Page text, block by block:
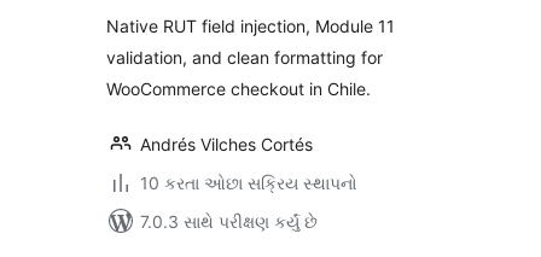
Native RUT field injection, Module 11
validation, and clean formatting for
WooCommerce checkout in Chile.
Andrés Vilches Cortés
10 કરતા ઓછા સક્રિય સ્થાપનો
7.0.3 સાથે પરીક્ષણ કર્યું છે